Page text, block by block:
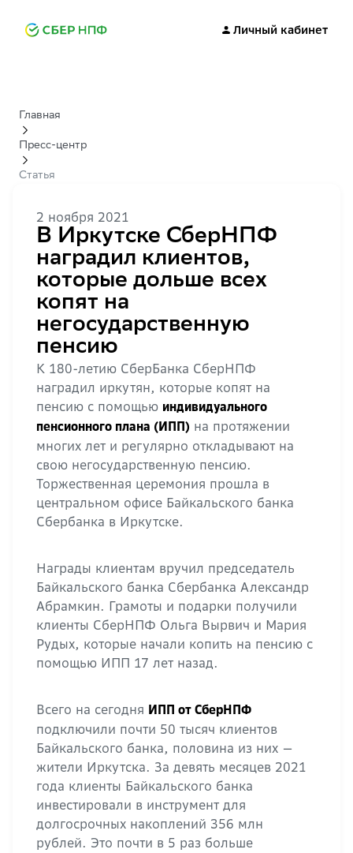
Личный кабинет
Главная
Пресс-центр
Статья
2 ноября 2021
В Иркутске СберНПФ
наградил клиентов,
которые дольше всех
копят на
негосударственную
пенсию
К 180-летию СберБанка СберНПФ
наградил иркутян, которые копят на
пенсию с помощью индивидуального
пенсионного плана (ИПП) на протяжении
многих лет и регулярно откладывают на
свою негосударственную пенсию.
Торжественная церемония прошла в
центральном офисе Байкальского банка
Сбербанка в Иркутске.
Награды клиентам вручил председатель
Байкальского банка Сбербанка Александр
Абрамкин. Грамоты и подарки получили
клиенты СберНПФ Ольга Вырвич и Мария
Рудых, которые начали копить на пенсию с
помощью ИПП 17 лет назад.
Всего на сегодня ИПП от СберНПФ
подключили почти 50 тысяч клиентов
Байкальского банка, половина из них —
жители Иркутска. За девять месяцев 2021
года клиенты Байкальского банка
инвестировали в инструмент для
долгосрочных накоплений 356 млн
рублей. Это почти в 5 раз больше